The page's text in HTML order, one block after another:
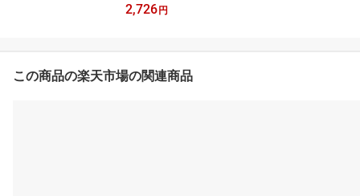
（500g）
2,726円
この商品の楽天市場の関連商品